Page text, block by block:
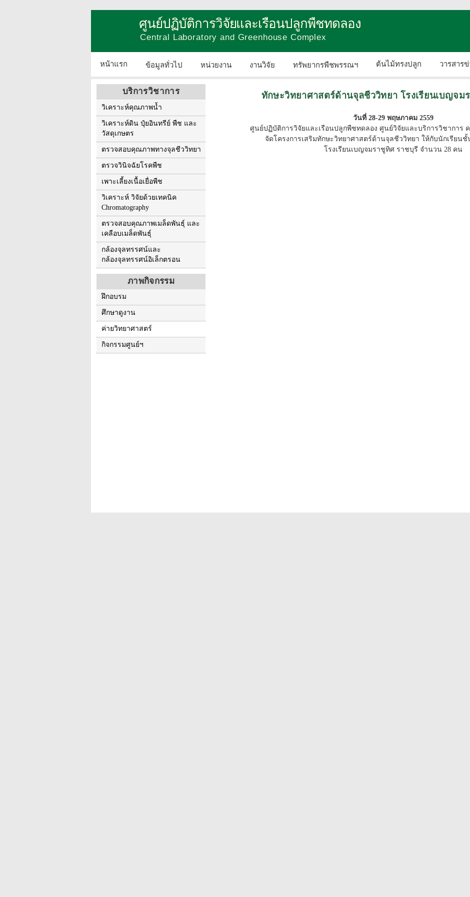
ศูนย์ปฏิบัติการวิจัยและเรือนปลูกพืชทดลอง
Central Laboratory and Greenhouse Complex
หน้าแรก ข้อมูลทั่วไป หน่วยงาน งานวิจัย ทรัพยากรพืชพรรณฯ ต้นไม้ทรงปลูก วารสาร
ติดต่อเรา
บริการวิชาการ
วิเคราะห์คุณภาพน้ำ
วิเคราะห์ดิน ปุ๋ยอินทรีย์ พืช และ
วัสดุเกษตร
ตรวจสอบคุณภาพทางจุลชีววิทยา
ตรวจวินิจฉัยโรคพืช
เพาะเลี้ยงเนื้อเยื่อพืช
วิเคราะห์ วิจัยด้วยเทคนิค
Chromatography
ตรวจสอบคุณภาพเมล็ดพันธุ์ และ
เคลือบเมล็ดพันธุ์
กล้องจุลทรรศน์และ
กล้องจุลทรรศน์อิเล็กตรอน
ภาพกิจกรรม
ฝึกอบรม
ศึกษาดูงาน
ค่ายวิทยาศาสตร์
กิจกรรมศูนย์ฯ
ทักษะวิทยาศาสตร์ด้านจุลชีววิทยา โรงเรียนเบญจม
วันที่ 28-29 พฤษภาคม 2559
ศูนย์ปฏิบัติการวิจัยและเรือนปลูกพืชทดลอง ศูนย์วิจัยและบริการวิชาการ
จัดโครงการเสริมทักษะวิทยาศาสตร์ด้านจุลชีววิทยา ให้กับนักเรียน
โรงเรียนเบญจมราชูทิศ ราชบุรี จำนวน 28 คน